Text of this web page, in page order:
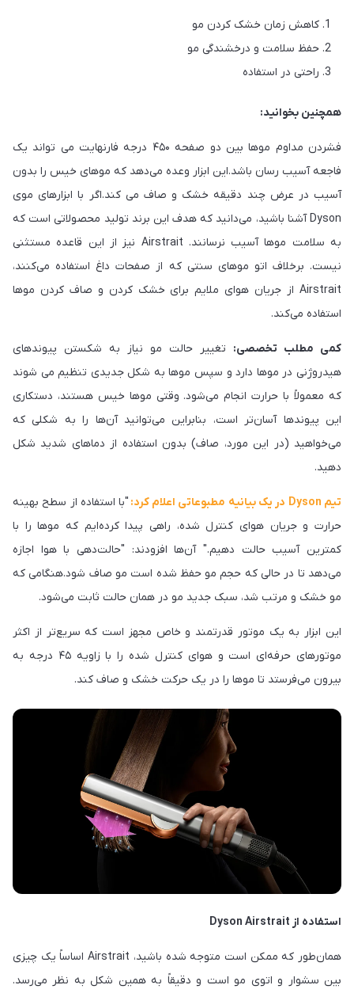
کاهش زمان خشک کردن مو
حفظ سلامت و درخشندگی مو
راحتی در استفاده
همچنین بخوانید:
فشردن مداوم موها بین دو صفحه ۴۵۰ درجه فارنهایت می تواند یک
فاجعه آسیب رسان باشد.این ابزار وعده می‌دهد که موهای خیس را بدون
آسیب در عرض چند دقیقه خشک و صاف می کند.اگر با ابزارهای موی
Dyson آشنا باشید، می‌دانید که هدف این برند تولید محصولاتی است که
به سلامت موها آسیب نرسانند. Airstrait نیز از این قاعده مستثنی
نیست. برخلاف اتو موهای سنتی که از صفحات داغ استفاده می‌کنند،
Airstrait از جریان هوای ملایم برای خشک کردن و صاف کردن موها
استفاده می‌کند.
کمی مطلب تخصصی: تغییر حالت مو نیاز به شکستن پیوندهای
هیدروژنی در موها دارد و سپس موها به شکل جدیدی تنظیم می شوند
که معمولاً با حرارت انجام می‌شود. وقتی موها خیس هستند، دستکاری
این پیوندها آسان‌تر است، بنابراین می‌توانید آن‌ها را به شکلی که
می‌خواهید (در این مورد، صاف) بدون استفاده از دماهای شدید شکل
دهید.
تیم Dyson در یک بیانیه مطبوعاتی اعلام کرد:
"با استفاده از سطح بهینه
حرارت و جریان هوای کنترل شده، راهی پیدا کرده‌ایم که موها را با
کمترین آسیب حالت دهیم." آن‌ها افزودند: "حالت‌دهی با هوا اجازه
می‌دهد تا در حالی که حجم مو حفظ شده است مو صاف شود.هنگامی که
مو خشک و مرتب شد، سبک جدید مو در همان حالت ثابت می‌شود.
این ابزار به یک موتور قدرتمند و خاص مجهز است که سریع‌تر از اکثر
موتورهای حرفه‌ای است و هوای کنترل شده را با زاویه ۴۵ درجه به
بیرون می‌فرستد تا موها را در یک حرکت خشک و صاف کند.
استفاده از Dyson Airstrait
همان‌طور که ممکن است متوجه شده باشید، Airstrait اساساً یک چیزی
بین سشوار و اتوی مو است و دقیقاً به همین شکل به نظر می‌رسد.